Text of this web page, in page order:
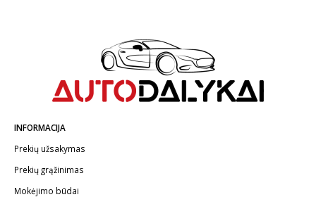
INFORMACIJA
Prekių užsakymas
Prekių grąžinimas
Mokėjimo būdai